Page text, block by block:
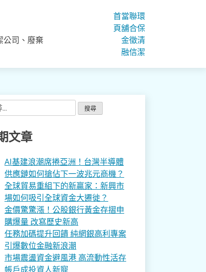
公司、廢棄
首
頁
當
舖
金
融
聯
合
徵
信
環
保
清
潔
文章
AI基建浪潮席捲亞洲！台灣半導體
供應鏈如何搶佔下一波兆元商機？
全球貿易重組下的新贏家：新興市
場如何吸引全球資金大遷徙？
金價驚驚漲！公股銀行黃金存摺申
購爆量 改寫歷史新高
任務加碼提升回饋 純網銀高利專案
引爆數位金融新浪潮
市場震盪資金避風港 高流動性活存
帳戶成投資人新寵